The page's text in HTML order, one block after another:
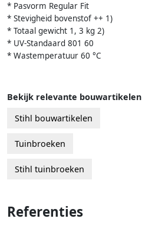
* Pasvorm Regular Fit
* Stevigheid bovenstof ++ 1)
* Totaal gewicht 1, 3 kg 2)
* UV-Standaard 801 60
* Wastemperatuur 60 °C
Bekijk relevante bouwartikelen
Stihl bouwartikelen
Tuinbroeken
Stihl tuinbroeken
Referenties